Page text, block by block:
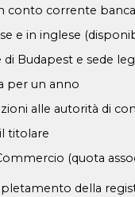
conto corrente
e in inglese
Budapest e sede
per un anno
alle autorità di
titolare
(quota
della